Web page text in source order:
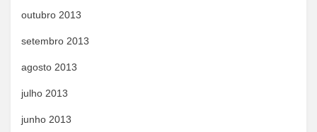
outubro 2013
setembro 2013
agosto 2013
julho 2013
junho 2013